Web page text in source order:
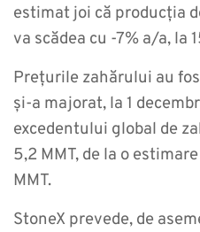
estimat joi că producția
va scădea cu -7% a/a, la
Prețurile zahărului au
și-a majorat, la 1
excedentului global de
5,2 MMT, de la o
MMT.
StoneX prevede, de